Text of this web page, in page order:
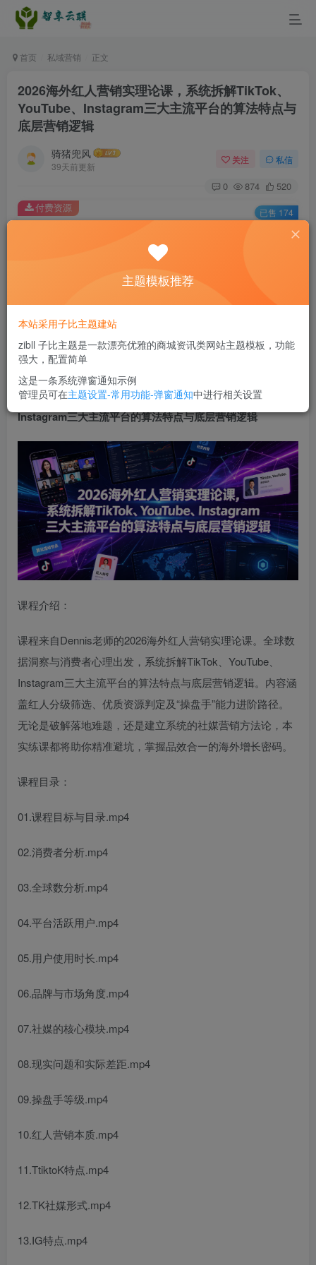
首页 私域营销 正文
2026海外红人营销实理论课，系统拆解TikTok、
YouTube、Instagram三大主流平台的算法特点与
底层营销逻辑
骑猪兜风
39天前更新
关注 私信
0 874 520
此内容为付费资源，请付费后查看
￥9.9
您当前未登录！建议登陆后购买，可保存购买订单
付费资源 已售 174
2026海外红人营销实理论课，系统拆解TikTok、YouTube、
Instagram三大主流平台的算法特点与底层营销逻辑
课程介绍：
课程来自Dennis老师的2026海外红人营销实理论课。全球数
据洞察与消费者心理出发，系统拆解TikTok、YouTube、
Instagram三大主流平台的算法特点与底层营销逻辑。内容涵
盖红人分级筛选、优质资源判定及“操盘手”能力进阶路径。
无论是破解落地难题，还是建立系统的社媒营销方法论，本
实练课都将助你精准避坑，掌握品效合一的海外增长密码。
课程目录：
01.课程目标与目录.mp4
02.消费者分析.mp4
03.全球数分析.mp4
04.平台活跃用户.mp4
05.用户使用时长.mp4
06.品牌与市场角度.mp4
07.社媒的核心模块.mp4
08.现实问题和实际差距.mp4
09.操盘手等级.mp4
10.红人营销本质.mp4
11.TtiktoK特点.mp4
12.TK社媒形式.mp4
13.IG特点.mp4
主题模板推荐
本站采用子比主题建站
zibll 子比主题是一款漂亮优雅的商城资讯类网站主题模板，功能
强大，配置简单
这是一条系统弹窗通知示例
管理员可在主题设置-常用功能-弹窗通知中进行相关设置